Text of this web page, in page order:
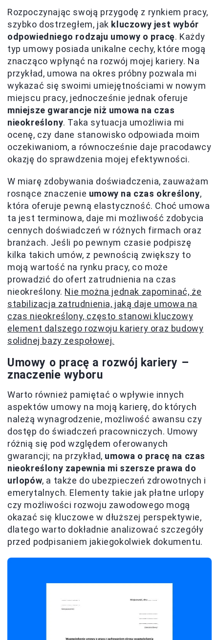
Rozpoczynając swoją przygodę z rynkiem pracy,
szybko dostrzegłem, jak kluczowy jest wybór
odpowiedniego rodzaju umowy o pracę. Każdy
typ umowy posiada unikalne cechy, które mogą
znacząco wpłynąć na rozwój mojej kariery. Na
przykład, umowa na okres próbny pozwala mi
wykazać się swoimi umiejętnościami w nowym
miejscu pracy, jednocześnie jednak oferuje
mniejsze gwarancje niż umowa na czas
nieokreślony. Taka sytuacja umożliwia mi
ocenę, czy dane stanowisko odpowiada moim
oczekiwaniom, a równocześnie daje pracodawcy
okazję do sprawdzenia mojej efektywności.
W miarę zdobywania doświadczenia, zauważam
rosnące znaczenie umowy na czas określony,
która oferuje pewną elastyczność. Choć umowa
ta jest terminowa, daje mi możliwość zdobycia
cennych doświadczeń w różnych firmach oraz
branżach. Jeśli po pewnym czasie podpiszę
kilka takich umów, z pewnością zwiększy to
moją wartość na rynku pracy, co może
prowadzić do ofert zatrudnienia na czas
nieokreślony. Nie można jednak zapominać, że
stabilizacja zatrudnienia, jaką daje umowa na
czas nieokreślony, często stanowi kluczowy
element dalszego rozwoju kariery oraz budowy
solidnej bazy zespołowej.
Umowy o pracę a rozwój kariery –
znaczenie wyboru
Warto również pamiętać o wpływie innych
aspektów umowy na moją karierę, do których
należą wynagrodzenie, możliwość awansu czy
dostęp do świadczeń pracowniczych. Umowy
różnią się pod względem oferowanych
gwarancji; na przykład, umowa o pracę na czas
nieokreślony zapewnia mi szersze prawa do
urlopów, a także do ubezpieczeń zdrowotnych i
emerytalnych. Elementy takie jak płatne urlopy
czy możliwości rozwoju zawodowego mogą
okazać się kluczowe w dłuższej perspektywie,
dlatego warto dokładnie analizować szczegóły
przed podpisaniem jakiegokolwiek dokumentu.